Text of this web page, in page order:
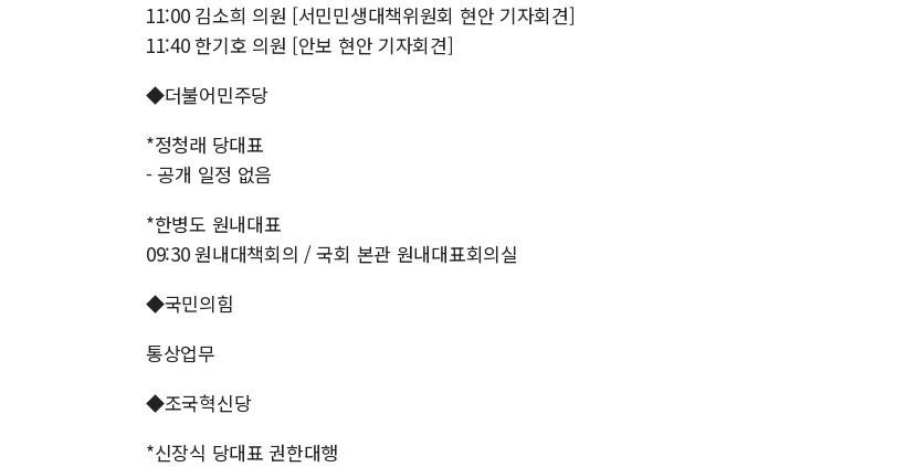
11:00 김소희 의원 [서민민생대책위원회 현안 기자회견]
11:40 한기호 의원 [안보 현안 기자회견]
◆더불어민주당
*정청래 당대표
- 공개 일정 없음
*한병도 원내대표
09:30 원내대책회의 / 국회 본관 원내대표회의실
◆국민의힘
통상업무
◆조국혁신당
*신장식 당대표 권한대행